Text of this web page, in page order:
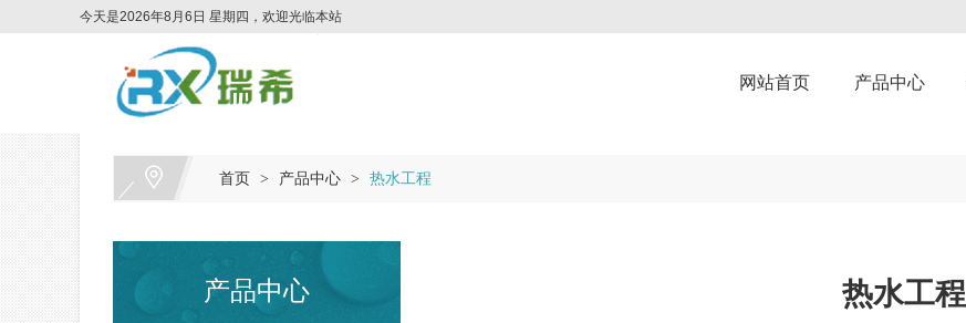
今天是2026年8月6日 星期四，欢迎光临本站
网站首页 产品中心
首页 > 产品中心 > 热水工程
产品中心 热水工程